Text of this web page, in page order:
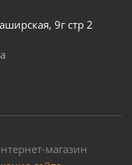
9г стр 2
магазин